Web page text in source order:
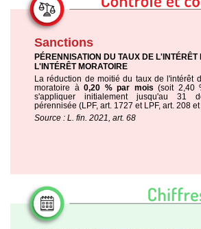
Sanctions
PÉRENNISATION DU TAUX DE L'INTÉRÊT
L'INTÉRÊT MORATOIRE
La réduction de moitié du taux de l'intérêt
moratoire à 0,20 % par mois (soit 2,40
s'appliquer initialement jusqu'au 31
pérennisée (LPF, art. 1727 et LPF, art. 208
Source : L. fin. 2021, art. 68